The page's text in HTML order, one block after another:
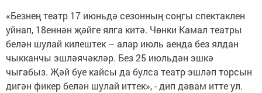
«Безнең театр 17 июньдә сезонның соңгы спектаклен
уйнап, 18еннән җәйге ялга китә. Чөнки Камал театры
белән шулай килештек – алар июль аенда без ялдан
чыкканчы эшләячәкләр. Без 25 июльдән эшкә
чыгабыз. Җәй буе кайсы да булса театр эшләп торсын
дигән фикер белән шулай иттек», - дип дәвам итте ул.